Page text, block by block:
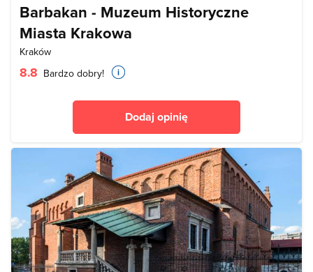
Barbakan - Muzeum Historyczne
Miasta Krakowa
Kraków
8.8 Bardzo dobry!
Dodaj opinię